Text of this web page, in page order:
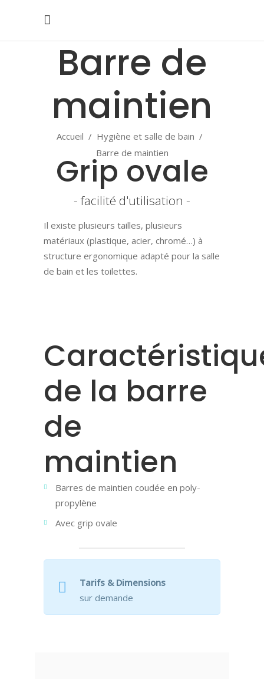
Barre de
maintien
Accueil / Hygiène et salle de bain /
Barre de maintien
Grip ovale
- facilité d'utilisation -
Il existe plusieurs tailles, plusieurs
matériaux (plastique, acier, chromé…) à
structure ergonomique adapté pour la salle
de bain et les toilettes.
de la barre
de
maintien
Barres de maintien coudée en poly-
propylène
Avec grip ovale
Tarifs & Dimensions
sur demande